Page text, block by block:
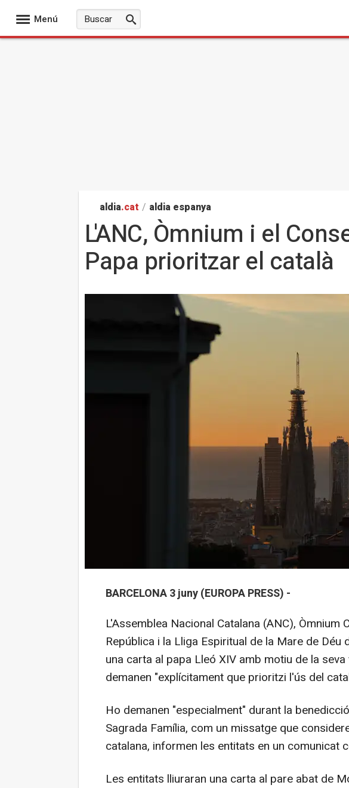
Menú
aldia.cat / aldia espanya
L'ANC, Òmnium i el
Papa prioritzar el català
BARCELONA 3 juny (EUROPA PRESS) -
L'Assemblea Nacional Catalana (ANC), Òmnium
República i la Lliga Espiritual de la Mare de
una carta al papa Lleó XIV amb motiu de la
demanen "explícitament que prioritzi l'ús del
Ho demanen "especialment" durant la
Sagrada Família, com un missatge que
catalana, informen les entitats en un comunicat
Les entitats lliuraran una carta al pare abat de